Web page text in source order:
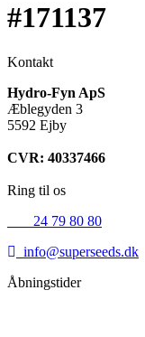
#171137
Kontakt
Hydro-Fyn ApS
Æblegyden 3
5592 Ejby
CVR: 40337466
Ring til os
24 79 80 80
info@superseeds.dk
Åbningstider